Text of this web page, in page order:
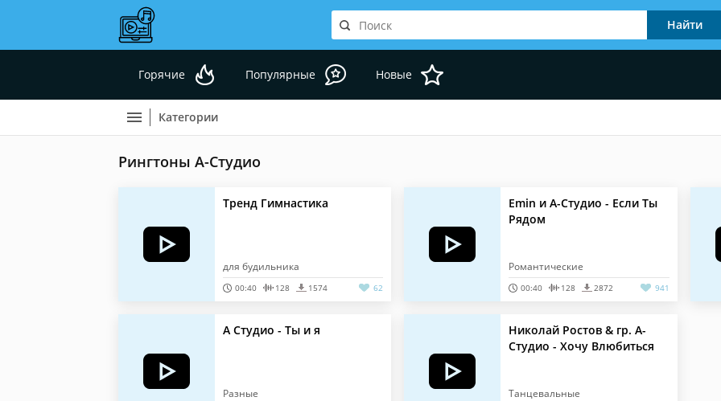
Горячие Популярные Новые
Категории
Рингтоны А-Студио
Тренд Гимнастика
для будильника
00:40 128 1574 62
Emin и А-Студио - Если Ты
Рядом
Романтические
00:40 128 2872 941
А Студио - Ты и я
Разные
Николай Ростов & гр. А-
Студио - Хочу Влюбиться
Танцевальные